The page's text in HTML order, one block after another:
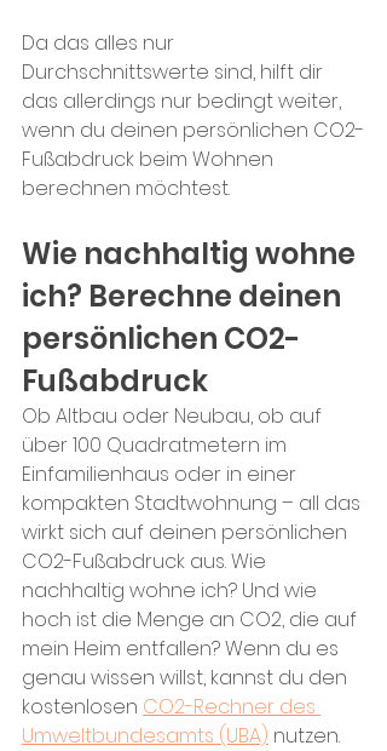
Da das alles nur
Durchschnittswerte sind, hilft dir
das allerdings nur bedingt weiter,
wenn du deinen persönlichen CO2-
Fußabdruck beim Wohnen
berechnen möchtest.
Wie nachhaltig wohne
ich? Berechne deinen
persönlichen CO2-
Fußabdruck
Ob Altbau oder Neubau, ob auf
über 100 Quadratmetern im
Einfamilienhaus oder in einer
kompakten Stadtwohnung – all das
wirkt sich auf deinen persönlichen
CO2-Fußabdruck aus. Wie
nachhaltig wohne ich? Und wie
hoch ist die Menge an CO2, die auf
mein Heim entfallen? Wenn du es
genau wissen willst, kannst du den
kostenlosen CO2-Rechner des
Umweltbundesamts (UBA) nutzen.